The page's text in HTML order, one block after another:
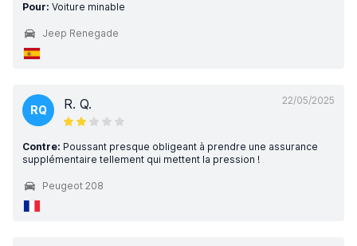
Pour: Voiture minable
Jeep Renegade
22/05/2025
RQ R. Q.
Contre: Poussant presque obligeant à prendre une assurance
supplémentaire tellement qui mettent la pression !
Peugeot 208